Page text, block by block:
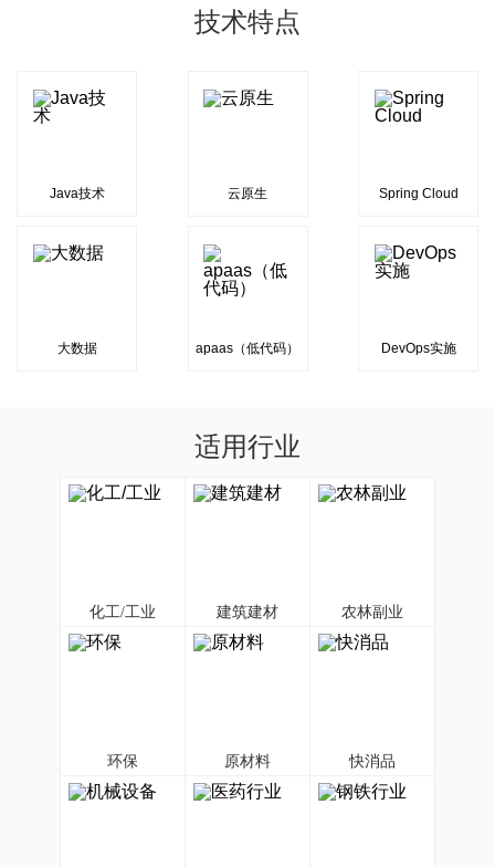
技术特点
Java技术 云原生 Spring Cloud
大数据 apaas（低代码） DevOps实施
适用行业
化工/工业 建筑建材 农林副业
环保 原材料 快消品